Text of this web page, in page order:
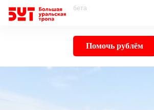
бета
Помочь рублём